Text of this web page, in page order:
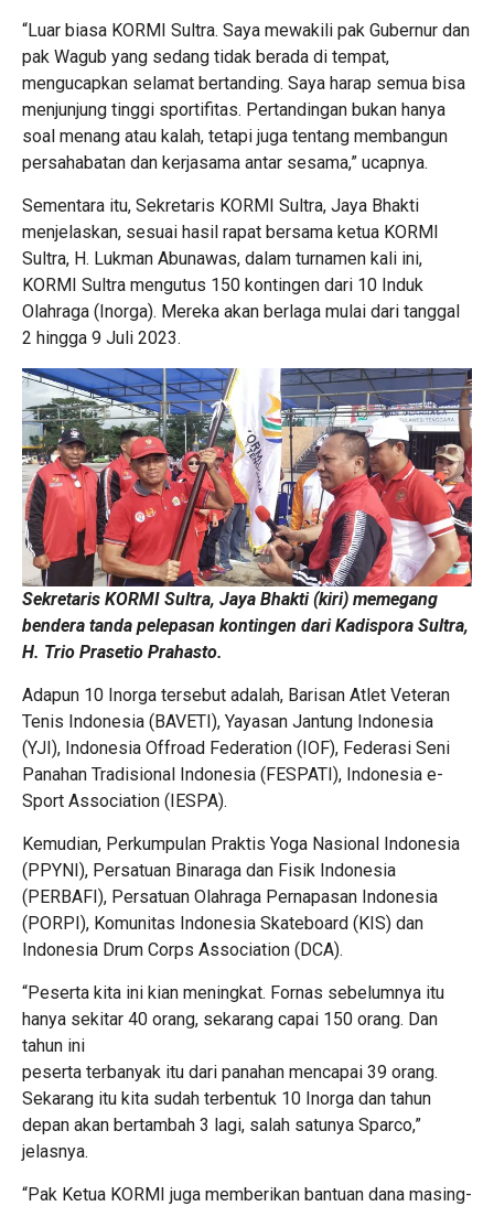
“Luar biasa KORMI Sultra. Saya mewakili pak Gubernur dan
pak Wagub yang sedang tidak berada di tempat,
mengucapkan selamat bertanding. Saya harap semua bisa
menjunjung tinggi sportifitas. Pertandingan bukan hanya
soal menang atau kalah, tetapi juga tentang membangun
persahabatan dan kerjasama antar sesama,” ucapnya.
Sementara itu, Sekretaris KORMI Sultra, Jaya Bhakti
menjelaskan, sesuai hasil rapat bersama ketua KORMI
Sultra, H. Lukman Abunawas, dalam turnamen kali ini,
KORMI Sultra mengutus 150 kontingen dari 10 Induk
Olahraga (Inorga). Mereka akan berlaga mulai dari tanggal
2 hingga 9 Juli 2023.
Sekretaris KORMI Sultra, Jaya Bhakti (kiri) memegang
bendera tanda pelepasan kontingen dari Kadispora Sultra,
H. Trio Prasetio Prahasto.
Adapun 10 Inorga tersebut adalah, Barisan Atlet Veteran
Tenis Indonesia (BAVETI), Yayasan Jantung Indonesia
(YJI), Indonesia Offroad Federation (IOF), Federasi Seni
Panahan Tradisional Indonesia (FESPATI), Indonesia e-
Sport Association (IESPA).
Kemudian, Perkumpulan Praktis Yoga Nasional Indonesia
(PPYNI), Persatuan Binaraga dan Fisik Indonesia
(PERBAFI), Persatuan Olahraga Pernapasan Indonesia
(PORPI), Komunitas Indonesia Skateboard (KIS) dan
Indonesia Drum Corps Association (DCA).
“Peserta kita ini kian meningkat. Fornas sebelumnya itu
hanya sekitar 40 orang, sekarang capai 150 orang. Dan
tahun ini
peserta terbanyak itu dari panahan mencapai 39 orang.
Sekarang itu kita sudah terbentuk 10 Inorga dan tahun
depan akan bertambah 3 lagi, salah satunya Sparco,”
jelasnya.
“Pak Ketua KORMI juga memberikan bantuan dana masing-